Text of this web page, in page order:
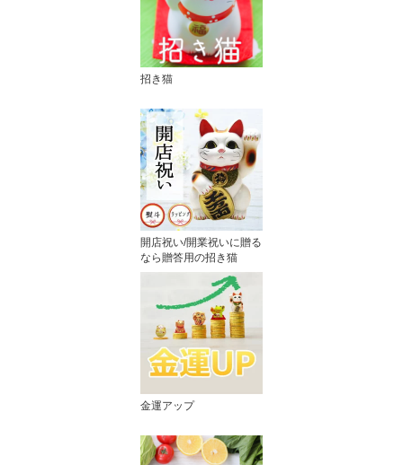
招き猫
開店祝い/開業祝いに贈る
なら贈答用の招き猫
金運アップ